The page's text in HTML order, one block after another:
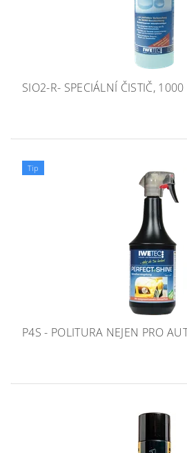
SIO2-R- SPECIÁLNÍ ČISTIČ,
Tip
P4S - POLITURA NEJEN PRO